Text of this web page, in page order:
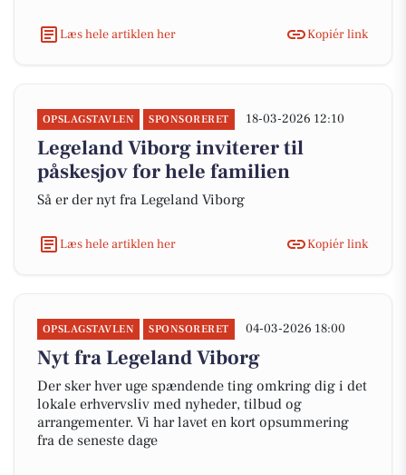
Læs hele artiklen her Kopiér link
OPSLAGSTAVLEN SPONSORERET 18-03-2026 12:10
Legeland Viborg inviterer til
påskesjov for hele familien
Så er der nyt fra Legeland Viborg
Læs hele artiklen her Kopiér link
OPSLAGSTAVLEN SPONSORERET 04-03-2026 18:00
Nyt fra Legeland Viborg
Der sker hver uge spændende ting omkring dig i det
lokale erhvervsliv med nyheder, tilbud og
arrangementer. Vi har lavet en kort opsummering
fra de seneste dage